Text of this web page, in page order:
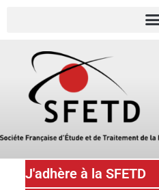
J'adhère à la SFETD